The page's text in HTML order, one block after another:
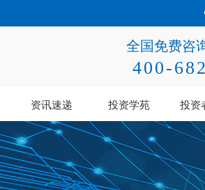
全国免费咨
400-
资讯速递 投资学苑 投资